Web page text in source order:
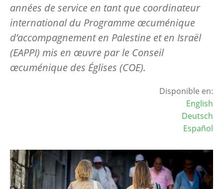
années de service en tant que coordinateur
international du Programme œcuménique
d’accompagnement en Palestine et en Israël
(EAPPI) mis en œuvre par le Conseil
œcuménique des Églises (COE).
Disponible en:
English
Deutsch
Español
Image